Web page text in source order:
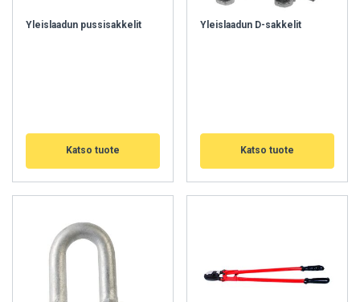
Yleislaadun pussisakkelit
Katso tuote
Yleislaadun D-sakkelit
Katso tuote